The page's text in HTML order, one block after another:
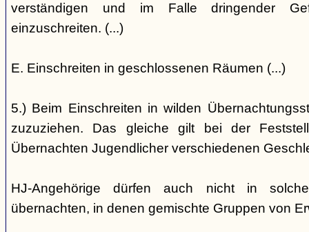
verständigen und im Falle dringender
einzuschreiten. (...)
E. Einschreiten in geschlossenen Räumen (...)
5.) Beim Einschreiten in wilden
zuzuziehen. Das gleiche gilt bei der
Übernachten Jugendlicher verschiedenen
HJ-Angehörige dürfen auch nicht in
übernachten, in denen gemischte Gruppen von